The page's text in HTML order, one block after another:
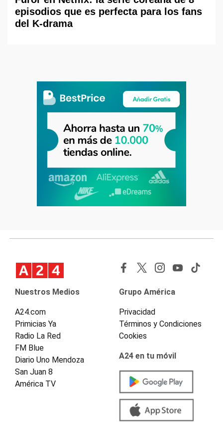
episodios que es perfecta para los fans
del K-drama
Nuestros Medios
A24.com
Primicias Ya
Radio La Red
FM Blue
Diario Uno Mendoza
San Juan 8
América TV
Grupo América
Privacidad
Términos y Condiciones
Cookies
A24 en tu móvil